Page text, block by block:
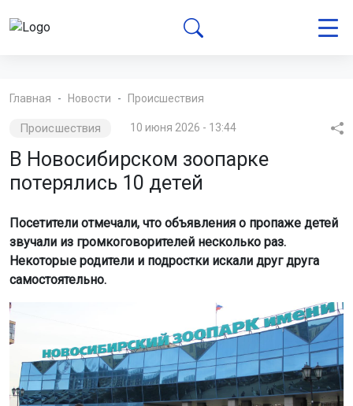
Главная Новости Происшествия
Происшествия 10 июня 2026 - 13:44
В Новосибирском зоопарке
потерялись 10 детей
Посетители отмечали, что объявления о пропаже детей
звучали из громкоговорителей несколько раз.
Некоторые родители и подростки искали друг друга
самостоятельно.